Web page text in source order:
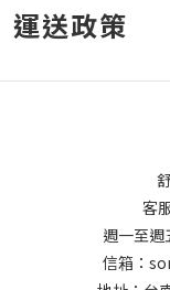
運送政策
客
週一至週
信箱：